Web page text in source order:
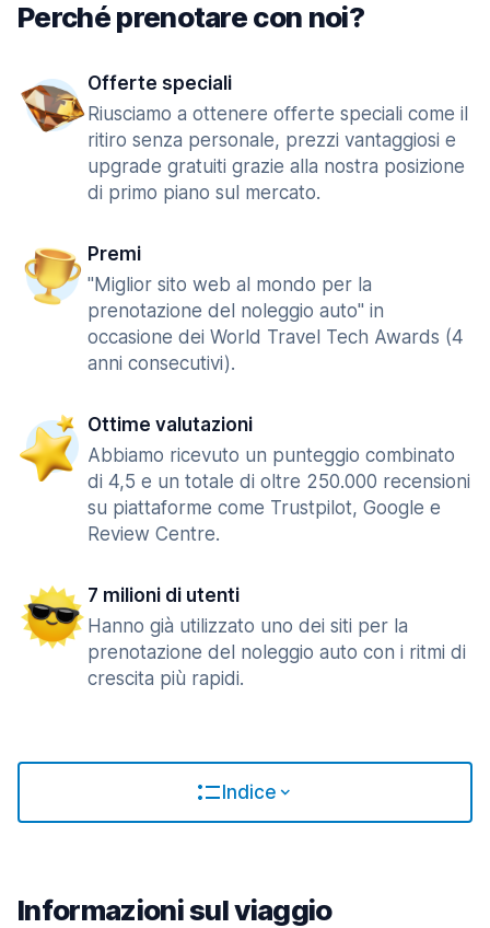
Perché prenotare con noi?
Offerte speciali
Riusciamo a ottenere offerte speciali come il
ritiro senza personale, prezzi vantaggiosi e
upgrade gratuiti grazie alla nostra posizione
di primo piano sul mercato.
Premi
"Miglior sito web al mondo per la
prenotazione del noleggio auto" in
occasione dei World Travel Tech Awards (4
anni consecutivi).
Ottime valutazioni
Abbiamo ricevuto un punteggio combinato
di 4,5 e un totale di oltre 250.000 recensioni
su piattaforme come Trustpilot, Google e
Review Centre.
7 milioni di utenti
Hanno già utilizzato uno dei siti per la
prenotazione del noleggio auto con i ritmi di
crescita più rapidi.
Indice
Informazioni sul viaggio